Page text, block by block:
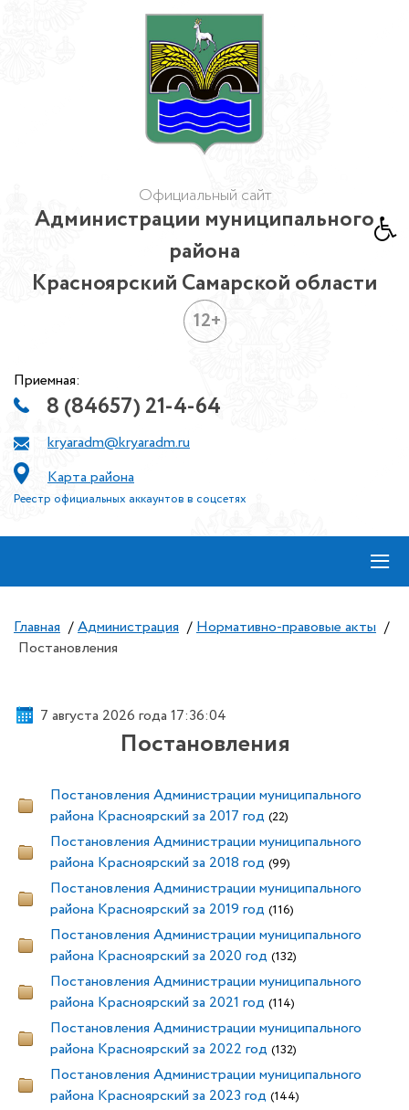
Официальный сайт
Администрации муниципального
района
Красноярский Самарской области
12+
Приемная:
8 (84657) 21-4-64
kryaradm@kryaradm.ru
Карта района
Реестр официальных аккаунтов в соцсетях
≡
Главная / Администрация / Нормативно-правовые акты /
Постановления
7 августа 2026 года 17:36:05
Постановления
Постановления Администрации муниципального
района Красноярский за 2017 год (22)
Постановления Администрации муниципального
района Красноярский за 2018 год (99)
Постановления Администрации муниципального
района Красноярский за 2019 год (116)
Постановления Администрации муниципального
района Красноярский за 2020 год (132)
Постановления Администрации муниципального
района Красноярский за 2021 год (114)
Постановления Администрации муниципального
района Красноярский за 2022 год (132)
Постановления Администрации муниципального
района Красноярский за 2023 год (144)